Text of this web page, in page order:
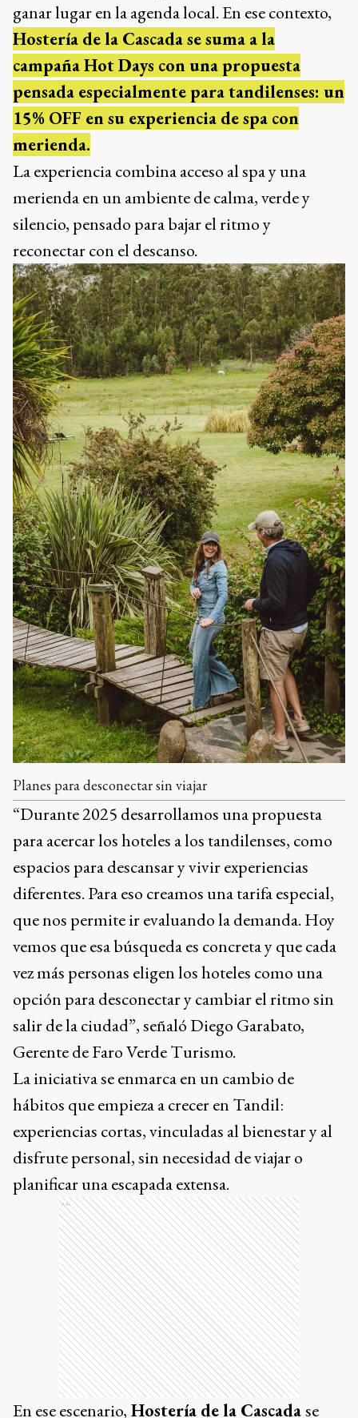
ganar lugar en la agenda local. En ese contexto,
Hostería de la Cascada se suma a la
campaña Hot Days con una propuesta
pensada especialmente para tandilenses: un
15% OFF en su experiencia de spa con
merienda.
La experiencia combina acceso al spa y una
merienda en un ambiente de calma, verde y
silencio, pensado para bajar el ritmo y
reconectar con el descanso.
Planes para desconectar sin viajar
“Durante 2025 desarrollamos una propuesta
para acercar los hoteles a los tandilenses, como
espacios para descansar y vivir experiencias
diferentes. Para eso creamos una tarifa especial,
que nos permite ir evaluando la demanda. Hoy
vemos que esa búsqueda es concreta y que cada
vez más personas eligen los hoteles como una
opción para desconectar y cambiar el ritmo sin
salir de la ciudad”, señaló Diego Garabato,
Gerente de Faro Verde Turismo.
La iniciativa se enmarca en un cambio de
hábitos que empieza a crecer en Tandil:
experiencias cortas, vinculadas al bienestar y al
disfrute personal, sin necesidad de viajar o
planificar una escapada extensa.
Ads
En ese escenario, Hostería de la Cascadase